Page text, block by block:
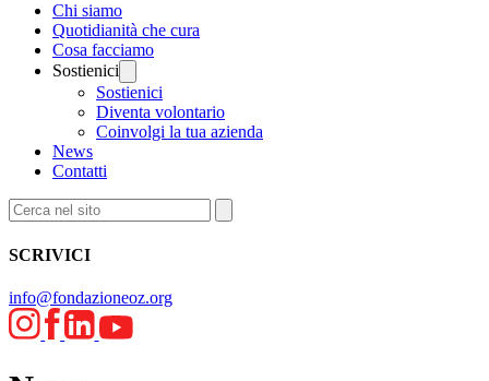
Chi siamo
Quotidianità che cura
Cosa facciamo
Sostienici
Sostienici
Diventa volontario
Coinvolgi la tua azienda
News
Contatti
SCRIVICI
info@fondazioneoz.org